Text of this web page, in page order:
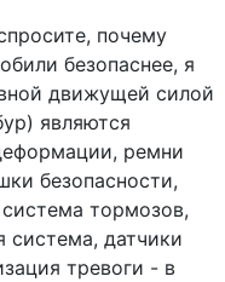
почему
безопаснее, я
движущей силой
являются
ремни
безопасности,
тормозов,
система, датчики
тревоги - в